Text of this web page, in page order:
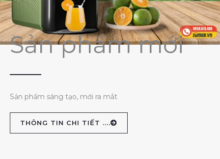
Sản phẩm mới
Sản phẩm sáng tạo, mới ra mắt
THÔNG TIN CHI TIẾT ....